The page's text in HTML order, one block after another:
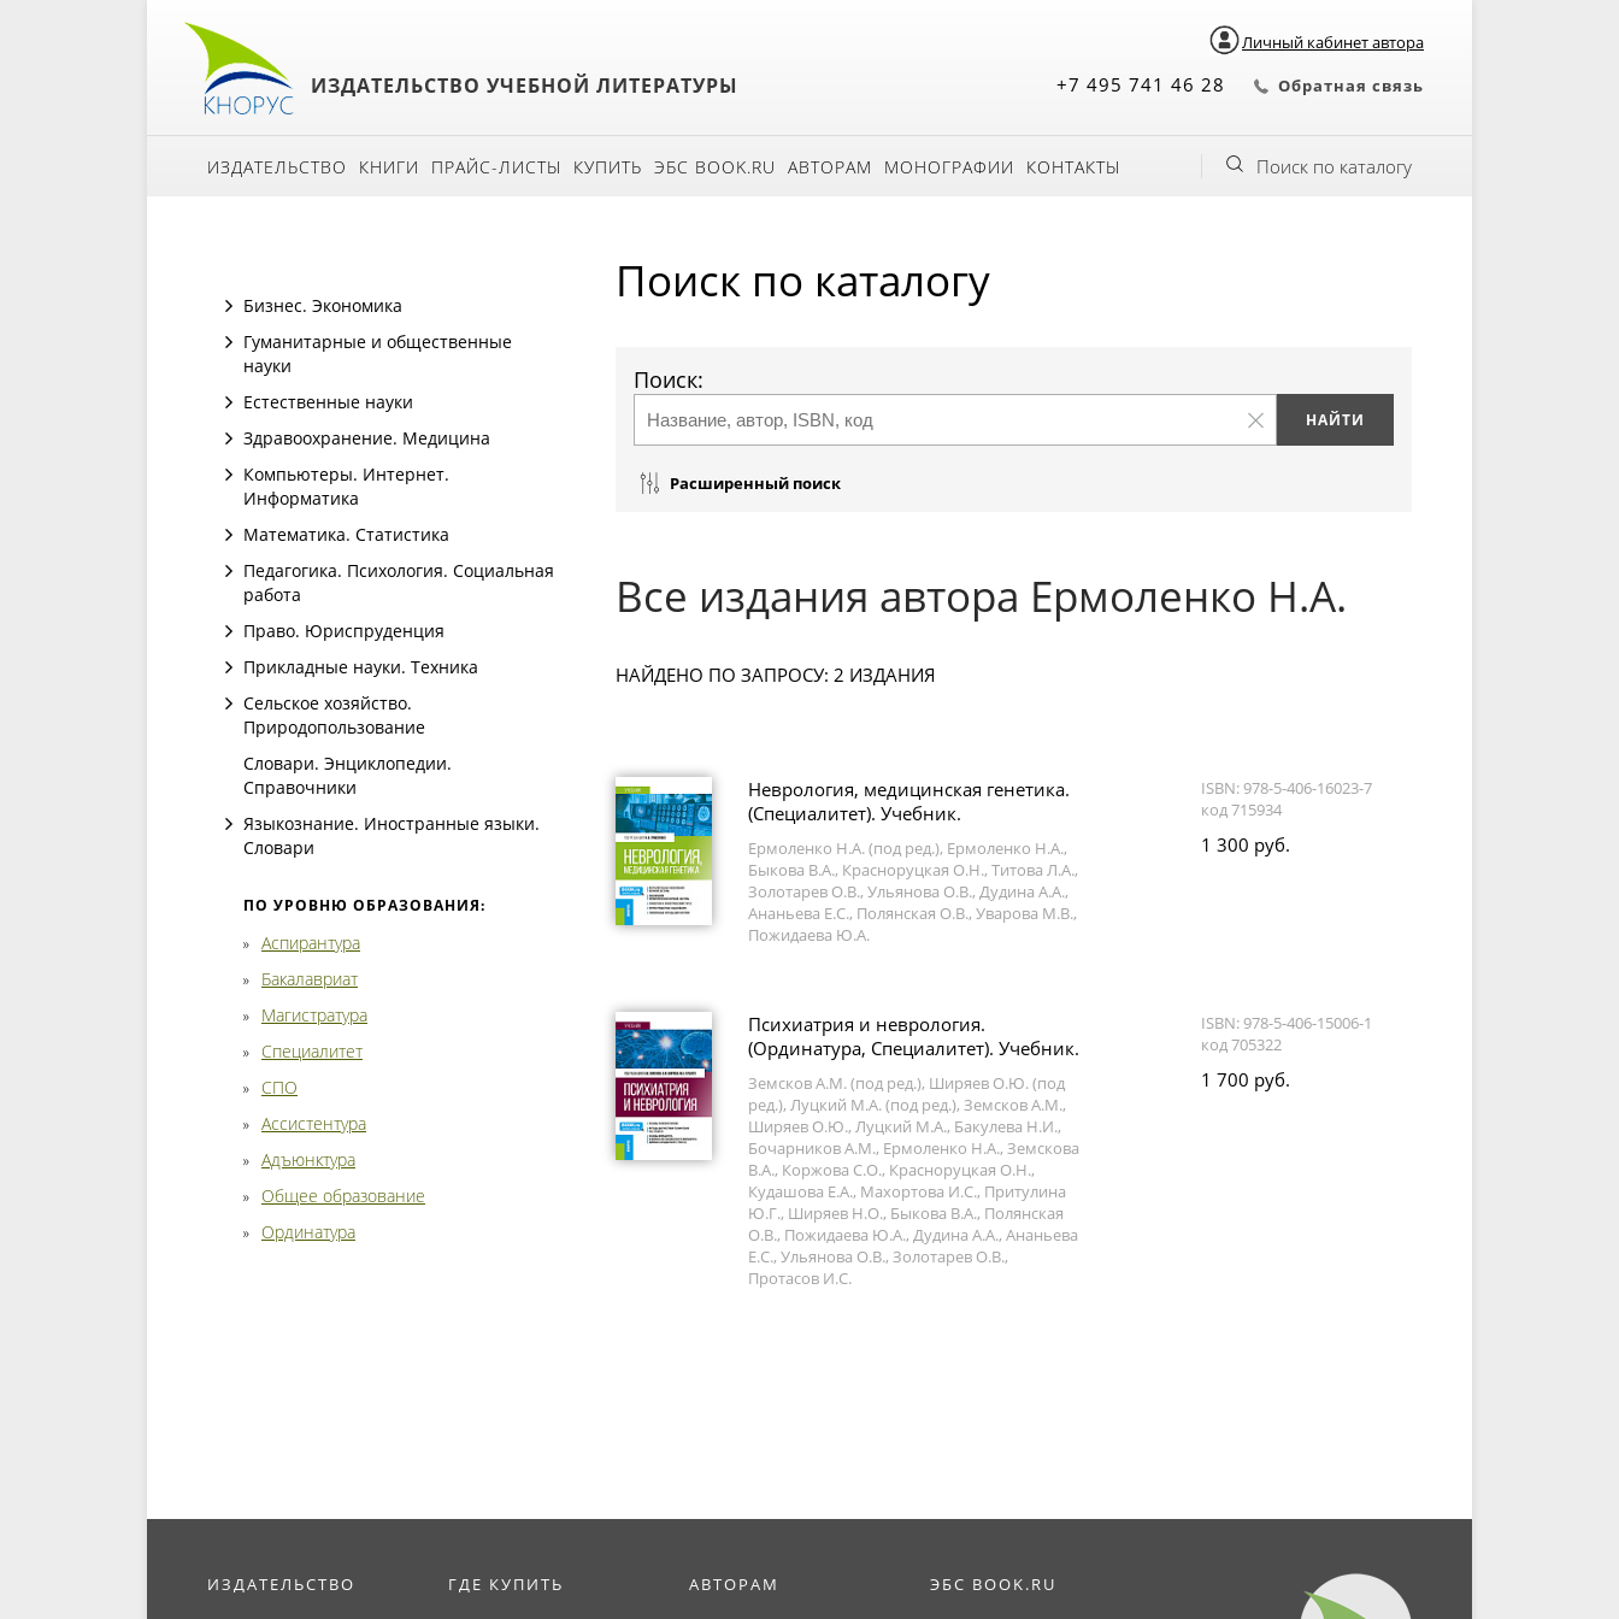
Личный кабинет автора
ИЗДАТЕЛЬСТВО УЧЕБНОЙ ЛИТЕРАТУРЫ +7 495 741 46 28 Обратная связь
ИЗДАТЕЛЬСТВО КНИГИ ПРАЙС-ЛИСТЫ КУПИТЬ ЭБС BOOK.RU АВТОРАМ МОНОГРАФИИ КОНТАКТЫ Поиск по каталогу
Бизнес. Экономика
Гуманитарные и общественные
науки
Естественные науки
Здравоохранение. Медицина
Компьютеры. Интернет.
Информатика
Математика. Статистика
Педагогика. Психология. Социальная
работа
Право. Юриспруденция
Прикладные науки. Техника
Сельское хозяйство.
Природопользование
Словари. Энциклопедии.
Справочники
Языкознание. Иностранные языки.
Словари
ПО УРОВНЮ ОБРАЗОВАНИЯ:
Аспирантура
Бакалавриат
Магистратура
Специалитет
СПО
Ассистентура
Адъюнктура
Общее образование
Ординатура
Поиск по каталогу
Поиск:
Расширенный поиск
Все издания автора Ермоленко Н.А.
НАЙДЕНО ПО ЗАПРОСУ: 2 ИЗДАНИЯ
Неврология, медицинская генетика.
(Специалитет). Учебник.
Ермоленко Н.А. (под ред.), Ермоленко Н.А.,
Быкова В.А., Красноруцкая О.Н., Титова Л.А.,
Золотарев О.В., Ульянова О.В., Дудина А.А.,
Ананьева Е.С., Полянская О.В., Уварова М.В.,
Пожидаева Ю.А.
ISBN: 978-5-406-16023-7
код 715934
1 300 руб.
Психиатрия и неврология.
(Ординатура, Специалитет). Учебник.
Земсков А.М. (под ред.), Ширяев О.Ю. (под
ред.), Луцкий М.А. (под ред.), Земсков А.М.,
Ширяев О.Ю., Луцкий М.А., Бакулева Н.И.,
Бочарников А.М., Ермоленко Н.А., Земскова
В.А., Коржова С.О., Красноруцкая О.Н.,
Кудашова Е.А., Махортова И.С., Притулина
Ю.Г., Ширяев Н.О., Быкова В.А., Полянская
О.В., Пожидаева Ю.А., Дудина А.А., Ананьева
Е.С., Ульянова О.В., Золотарев О.В.,
Протасов И.С.
ISBN: 978-5-406-15006-1
код 705322
1 700 руб.
ИЗДАТЕЛЬСТВО ГДЕ КУПИТЬ АВТОРАМ ЭБС BOOK.RU